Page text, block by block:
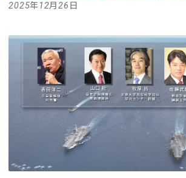
2025年12月26日